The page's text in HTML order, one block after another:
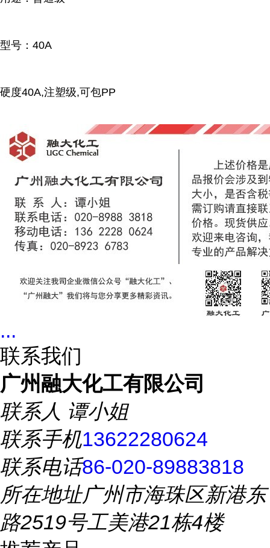
型号：40A
硬度40A,注塑级,可包PP
...
联系我们
广州融大化工有限公司
联系人 谭小姐
联系手机13622280624
联系电话86-020-89883818
所在地址广州市海珠区新港东
路2519号工美港21栋4楼